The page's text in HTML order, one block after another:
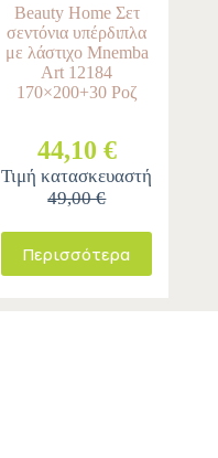
Beauty Home Σετ
σεντόνια υπέρδιπλα
με λάστιχο Mnemba
Art 12184
170×200+30 Ροζ
44,10 €
Τιμή κατασκευαστή
49,00 €
Περισσότερα